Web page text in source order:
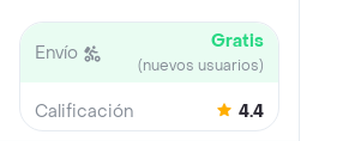
Envío Gratis
(nuevos usuarios)
Calificación 4.4